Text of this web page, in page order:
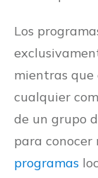
Los
mientras que
cualquier
de un grupo
para conocer
programas